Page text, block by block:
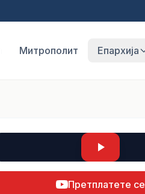
Митрополит Епархија
Претплатете се